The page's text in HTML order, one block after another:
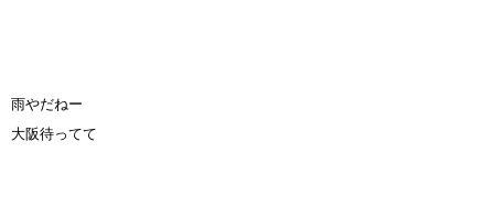
雨やだねー
大阪待ってて